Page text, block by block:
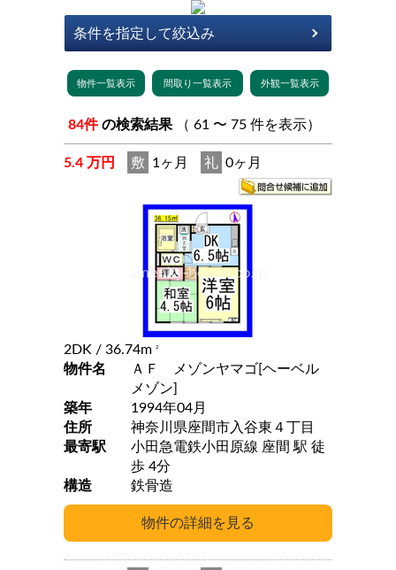
84件 の検索結果 （ 61 〜 75 件を表示）
5.4 万円 敷 1ヶ月 礼 0ヶ月
2DK / 36.74m 2
物件名
ＡＦ メゾンヤマゴ[ヘーベル
メゾン]
築年
1994年04月
住所
神奈川県座間市入谷東４丁目
最寄駅
小田急電鉄小田原線 座間 駅 徒
歩 4分
構造
鉄骨造